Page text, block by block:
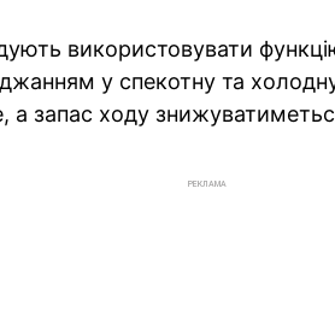
використовувати
у спекотну та
запас ходу
РЕКЛАМА